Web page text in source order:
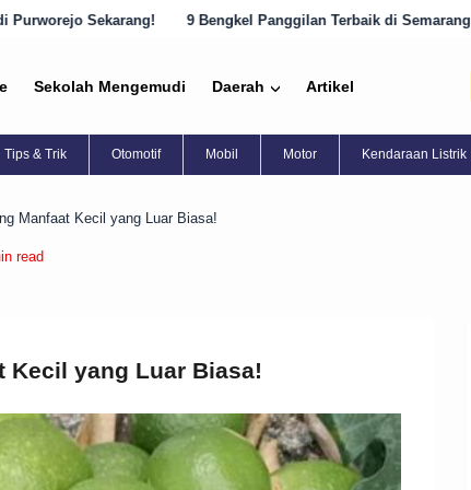
9 Bengkel Panggilan Terbaik di Semarang yang Harus Diketahui!
Sekolah Mengemudi Daerah Artikel
Tips & Trik Otomotif Mobil Motor Kendaraan Listrik
Manfaat Kecil yang Luar Biasa!
read
Kecil yang Luar Biasa!